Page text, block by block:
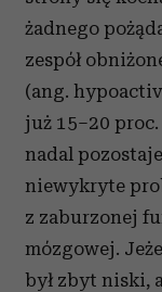
analizować ruch
korzystasz z
Partnerzy mogą
otrzymanymi od
korzystania z ich
żadnego
zespół
(ang.
już 15–20
nadal
niewykryte
z zaburzonej
mózgowej.
był zbyt niski,